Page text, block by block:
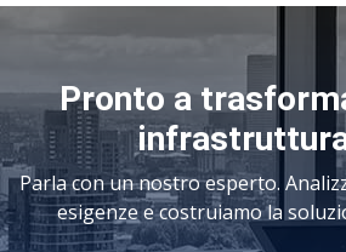
Pronto a
Parla con un nostro esperto.
esigenze e costruiamo la